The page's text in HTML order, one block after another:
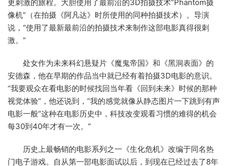
更刺激的旅程。大胆使用了最前沿的3D拍摄技术“Phantom摄
像机”（在拍摄《阿凡达》时所使用的同种拍摄技术）。导演
说，“使用了最新最前沿的拍摄技术来制作这部电影真得很刺
激。”
处女作为未来科幻悬疑片《魔鬼帝国》和《黑洞表面》的
安德森，他在早期的作品当中就已经有着拍摄3D电影的意识。
“我要观众在看电影的时候找回当年看《回到未来》时候的那种
视觉体验”，他还说到，“我的感觉就像从静态图片一下跳到有声
电影一般”这种在电影历史中，科技改变观看习惯的难得的机会
每30到40年才有一次。”
历史上最畅销的电影系列之一《生化危机》改编于同名热
门电子游戏。自从第一部电影面试以后，到现在已经过去了8年